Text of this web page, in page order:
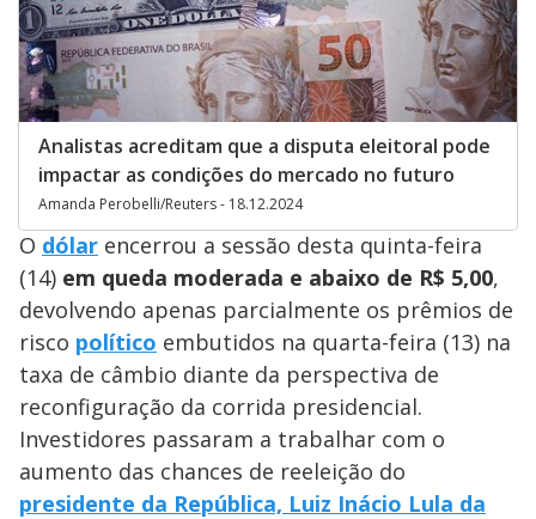
Analistas acreditam que a disputa eleitoral pode
impactar as condições do mercado no futuro
Amanda Perobelli/Reuters - 18.12.2024
O dólar encerrou a sessão desta quinta-feira
(14) em queda moderada e abaixo de R$ 5,00,
devolvendo apenas parcialmente os prêmios de
risco político embutidos na quarta-feira (13) na
taxa de câmbio diante da perspectiva de
reconfiguração da corrida presidencial.
Investidores passaram a trabalhar com o
aumento das chances de reeleição do
presidente da República, Luiz Inácio Lula da